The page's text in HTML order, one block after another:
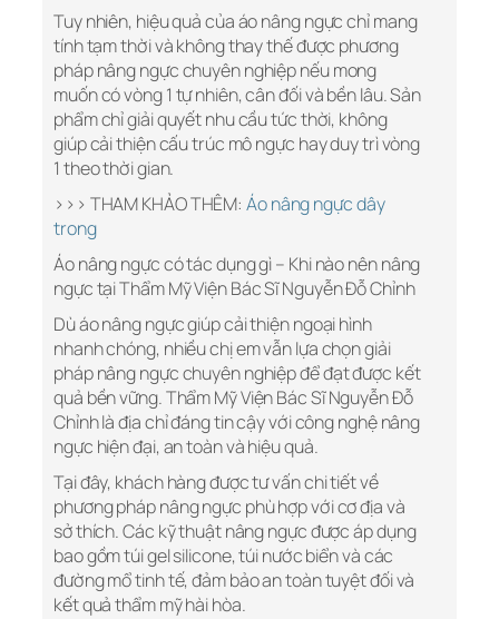
Tuy nhiên, hiệu quả của áo nâng ngực chỉ mang
tính tạm thời và không thay thế được phương
pháp nâng ngực chuyên nghiệp nếu mong
muốn có vòng 1 tự nhiên, cân đối và bền lâu. Sản
phẩm chỉ giải quyết nhu cầu tức thời, không
giúp cải thiện cấu trúc mô ngực hay duy trì vòng
1 theo thời gian.
>>> THAM KHẢO THÊM: Áo nâng ngực dây
trong
Áo nâng ngực có tác dụng gì – Khi nào nên nâng
ngực tại Thẩm Mỹ Viện Bác Sĩ Nguyễn Đỗ Chỉnh
Dù áo nâng ngực giúp cải thiện ngoại hình
nhanh chóng, nhiều chị em vẫn lựa chọn giải
pháp nâng ngực chuyên nghiệp để đạt được kết
quả bền vững. Thẩm Mỹ Viện Bác Sĩ Nguyễn Đỗ
Chỉnh là địa chỉ đáng tin cậy với công nghệ nâng
ngực hiện đại, an toàn và hiệu quả.
Tại đây, khách hàng được tư vấn chi tiết về
phương pháp nâng ngực phù hợp với cơ địa và
sở thích. Các kỹ thuật nâng ngực được áp dụng
bao gồm túi gel silicone, túi nước biển và các
đường mổ tinh tế, đảm bảo an toàn tuyệt đối và
kết quả thẩm mỹ hài hòa.